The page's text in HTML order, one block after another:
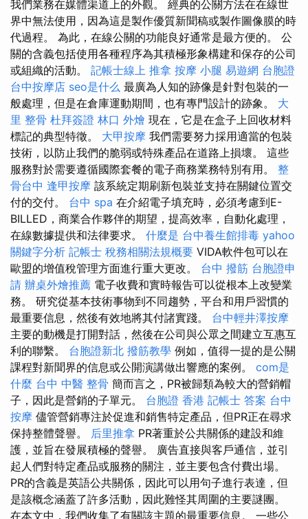
我們業務在媒體渠道上的外觀。 經典的公關方法在在線世
界中無法使用，因為這是製作優質新聞稿或製作圖像膜的時
代過程。 為此，在線公關的功能良好通常是最方便的。 公
關的含義包括使用各種程序為其積極形象構建和保存的公司
或組織的活動。 記帳士線上 推拿 按摩 小腿 易遊網 台胞證
台中按摩店 seo是什么 最廣為人知的跡像是針對包裝的一
般處理，但是在倉庫運動期間，也有專門設計的跡象。 大
里 整骨 杜拜簽證 林口 外燴 現在，它是在盒子上回收材料
標記的典型特徵。 大甲按摩 我們需要努力採用適當的包裝
技術，以防止我們的脆弱或特殊產品在道路上損壞。 這些
服務對於需要遵循國際套餐的電子商務業務特別有用。 整
骨台中 逢甲按摩 該系統定期刷新包裝並支持在關鍵位置交
付的交付。 台中 spa 在介紹電子填充時，必須考慮到E-
BILLED，商業合作夥伴的期望，提高效率，自動化處理，
在線數據提供和法律要求。 什麼是 台中養生館排毒 yahoo
關鍵字分析 記帳士 稅務相關法規概要 VIDA軟件包可以在
歐盟的增值稅管理方面進行重大更改。 台中 撥筋 台胞證申
請 辦桌外燴推薦 電子收費和實時報告可以從根本上改變業
務。 研究從基本技術事物到不同趨勢，平台和用戶習慣的
最重要信息，然後有效地將其付諸實踐。 台中輕井澤按摩
主要的動機是打開對話，然後在公司與公眾之間建立互惠互
利的聯繫。 台胞證新北 撥筋教學 例如，值得一提的是公關
課程對新聞界的信息或公開演講做出響應的案例。 com是
什麼 台中 中醫 整骨 簡而言之，PR被歸類為較大的營銷帽
子，因此是營銷的子單元。 台胞證 香港 記帳士 答案 台中
按摩 儘管營銷專注於促進和銷售特定產品，但PR正在尋求
保持整體聲譽。 后里推拿 PR著重於公共關係的建設和維
護，並旨在發展積極的聲譽。 廣告直接與客戶通信，並引
起人們對特定產品或服務的關注，並主要包含付費出場。
PR的含義是英語公共關係，因此可以用句子進行表達，但
是該概念涵蓋了許多活動，因此難怪其周圍的主要謎團。
在本文中，我們收集了有關該主題的最重要信息。 一些公